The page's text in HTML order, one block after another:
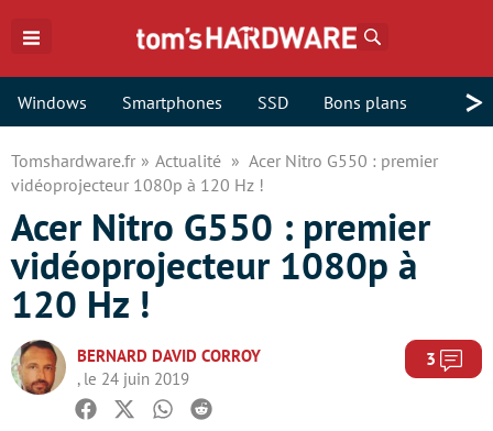
Windows Smartphones SSD Bons plans >
Tomshardware.fr Actualité
Acer Nitro G550 : premier
vidéoprojecteur 1080p à 120 Hz !
Acer Nitro G550 : premier
vidéoprojecteur 1080p à
120 Hz !
BERNARD DAVID CORROY
, le 24 juin 2019
3
Facebook
TwitterWhatsapp
Reddit